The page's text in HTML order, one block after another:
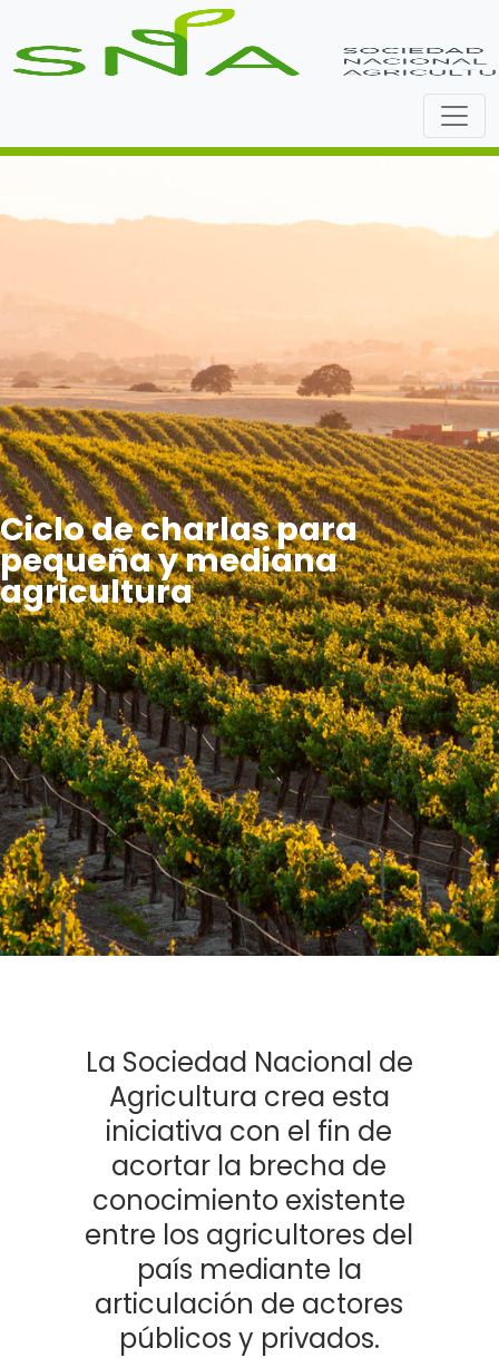
Ciclo de charlas para
pequeña y mediana
agricultura
La Sociedad Nacional de
Agricultura crea esta
iniciativa con el fin de
acortar la brecha de
conocimiento existente
entre los agricultores del
país mediante la
articulación de actores
públicos y privados.